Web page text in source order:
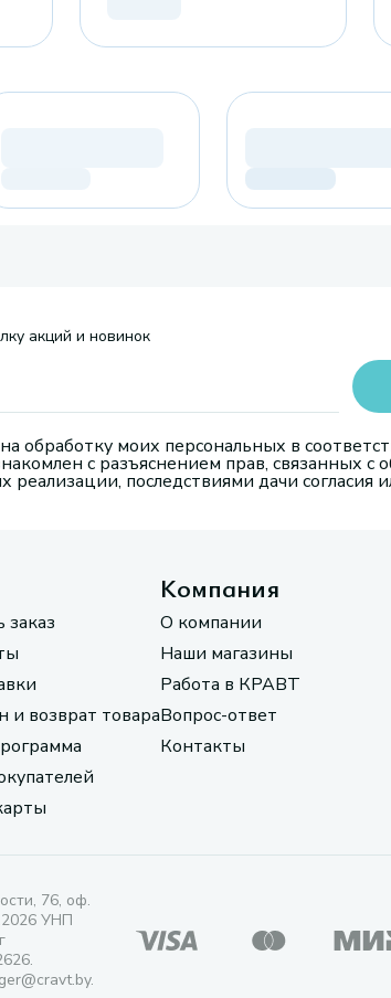
акций и новинок
обработку моих персональных в
с разъяснением прав, связанных с
реализации, последствиями дачи согласия
и возврат товара
Компания
О компании
Наши магазины
Работа в КРАВТ
Вопрос-ответ
Контакты
76, оф.
УНП